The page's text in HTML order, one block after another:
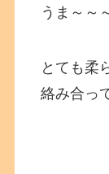
うま～～
とても柔
絡み合っ